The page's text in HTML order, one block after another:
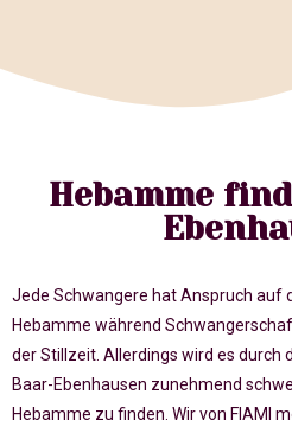
Hebamme
Jede Schwangere hat Anspruch auf
Hebamme während
der Stillzeit. Allerdings wird es durch
Baar-Ebenhausen zunehmend
Hebamme zu finden. Wir von FIAMI